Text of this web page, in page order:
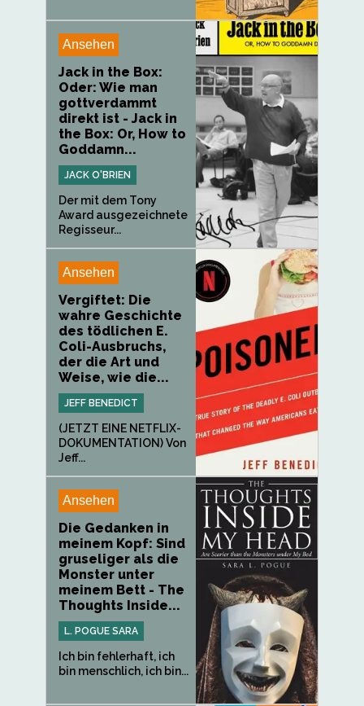
Ansehen
Jack in the Box:
Oder: Wie man
gottverdammt
direkt ist - Jack in
the Box: Or, How to
Goddamn...
JACK O'BRIEN
Der mit dem Tony
Award ausgezeichnete
Regisseur...
Ansehen
Vergiftet: Die
wahre Geschichte
des tödlichen E.
Coli-Ausbruchs,
der die Art und
Weise, wie die...
JEFF BENEDICT
(JETZT EINE NETFLIX-
DOKUMENTATION) Von
Jeff...
Ansehen
Die Gedanken in
meinem Kopf: Sind
gruseliger als die
Monster unter
meinem Bett - The
Thoughts Inside...
L. POGUE SARA
Ich bin fehlerhaft, ich
bin menschlich, ich bin...